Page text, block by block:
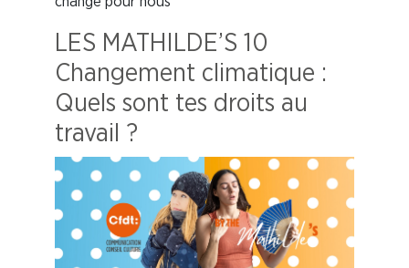
LES MATHILDE’S 10
Changement climatique :
Quels sont tes droits au
travail ?